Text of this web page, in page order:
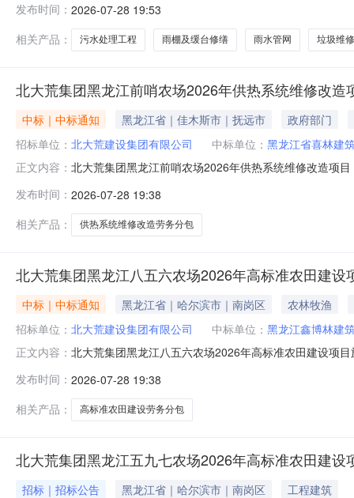
包施工（采购内容及要求详见附件）。6、报名资格：（
经资格审查合格后，进行报价
发布时间： 2026-07-28 19:53
相关产品：
污水处理工程 雨棚及缓台修缮 雨水管网 垃圾维
北大荒集团黑龙江前哨农场2026年供热系统维修改
中标｜中标通知 黑龙江省｜佳木斯市｜抚远市
政府部门
招标单位： 北大荒建设集团有限公司 中标单位： 黑龙江省喜林建
正文内容： 北大荒集团黑龙江前哨农场2026年供热系统维修改造项
审，已确定成交人，现公布如下：东区：成交人：黑龙
事宜。联系人：王先生联系电话：
发布时间： 2026-07-28 19:38
相关产品：
供热系统维修改造劳务分包
北大荒集团黑龙江八五六农场2026年高标准农田建
中标｜中标通知 黑龙江省｜哈尔滨市｜南岗区
农林牧渔
招标单位： 北大荒建设集团有限公司 中标单位： 黑龙江鑫博林建
正文内容： 北大荒集团黑龙江八五六农场2026年高标准农田建设项
年7月21日发布北大荒集团黑龙江八五六农场2026年高
13合围区：
发布时间： 2026-07-28 19:38
相关产品：
高标准农田建设劳务分包
北大荒集团黑龙江五九七农场2026年高标准农田建
招标｜招标公告 黑龙江省｜哈尔滨市｜南岗区
工程建筑